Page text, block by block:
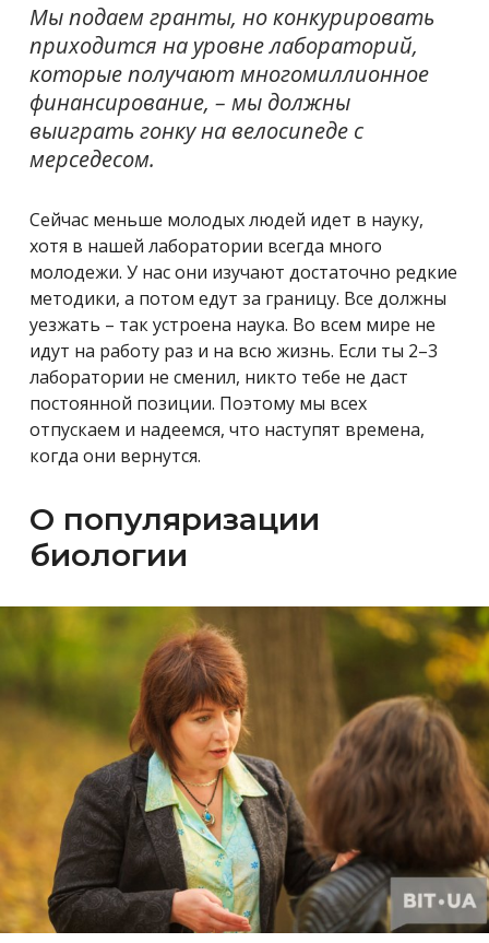
Мы подаем гранты, но конкурировать
приходится на уровне лабораторий,
которые получают многомиллионное
финансирование, – мы должны
выиграть гонку на велосипеде с
мерседесом.
Сейчас меньше молодых людей идет в науку,
хотя в нашей лаборатории всегда много
молодежи. У нас они изучают достаточно редкие
методики, а потом едут за границу. Все должны
уезжать – так устроена наука. Во всем мире не
идут на работу раз и на всю жизнь. Если ты 2–3
лаборатории не сменил, никто тебе не даст
постоянной позиции. Поэтому мы всех
отпускаем и надеемся, что наступят времена,
когда они вернутся.
О популяризации
биологии